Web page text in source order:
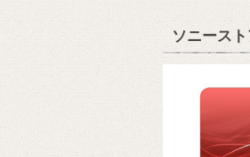
ソニース